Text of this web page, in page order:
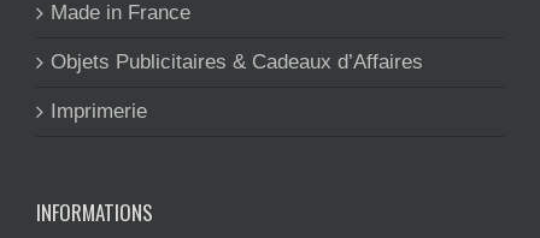
Made in France
Objets Publicitaires & Cadeaux d’Affaires
Imprimerie
INFORMATIONS